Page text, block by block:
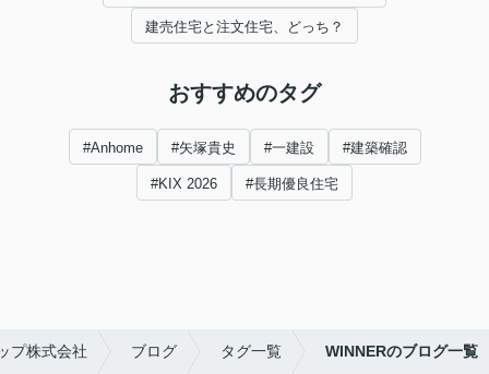
建売住宅と注文住宅、どっち？
おすすめのタグ
#Anhome #矢塚貴史 #一建設 #建築確認
#KIX 2026 #長期優良住宅
プ株式会社 ブログ タグ一覧 WINNERのブログ一覧